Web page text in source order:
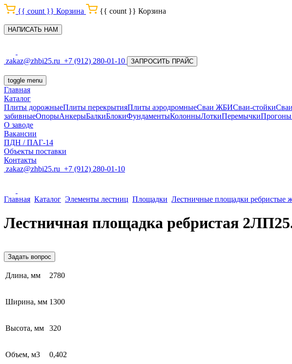
{{ count }} Корзина {{ count }} Корзина
НАПИСАТЬ НАМ
zakaz@zhbi25.ru +7 (912) 280-01-10 ЗАПРОСИТЬ ПРАЙС
toggle menu
Главная
Каталог
Плиты дорожныеПлиты перекрытияПлиты аэродромныеСваи ЖБИСваи-стойкиСваи
забивныеОпорыАнкерыБалкиБлокиФундаментыКолонныЛоткиПеремычкиПрогоны
О заводе
Вакансии
ПДН / ПАГ-14
Объекты поставки
Контакты
zakaz@zhbi25.ru +7 (912) 280-01-10
Главная Каталог Элементы лестниц Площадки Лестничные площадки ребристые
Лестничная площадка ребристая
Задать вопрос
Длина, мм 2780
Ширина, мм 1300
Высота, мм 320
Объем, м3 0,402